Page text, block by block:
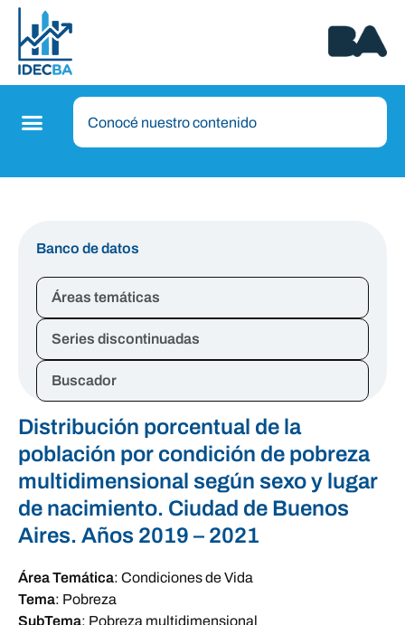
Banco de datos
Áreas temáticas
Series discontinuadas
Buscador
Distribución porcentual de la
población por condición de pobreza
multidimensional según sexo y lugar
de nacimiento. Ciudad de Buenos
Aires. Años 2019 – 2021
Área Temática: Condiciones de Vida
Tema: Pobreza
SubTema: Pobreza multidimensional